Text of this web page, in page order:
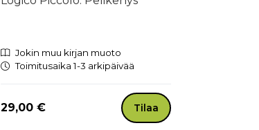
Jokin muu kirjan muoto
Toimitusaika 1-3 arkipäivää
Hinta nyt
29,00 € Tilaa